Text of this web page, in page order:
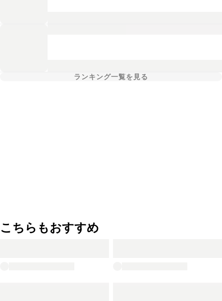
ランキング一覧を見る
こちらもおすすめ